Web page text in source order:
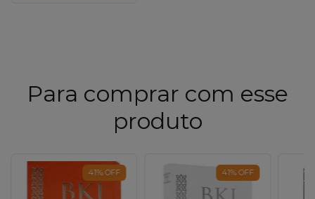
Para comprar com esse
produto
41%OFF 41%OFF